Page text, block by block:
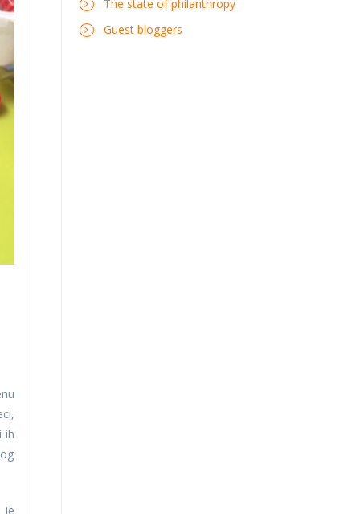
ih
The state of philanthropy
Guest bloggers